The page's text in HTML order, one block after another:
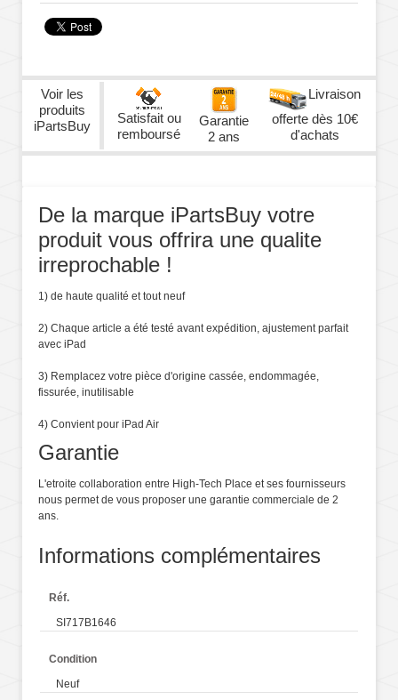
Voir les
produits
iPartsBuy
Satisfait ou
remboursé
Garantie
2 ans
Livraison
offerte dès 10€
d'achats
De la marque iPartsBuy votre
produit vous offrira une qualite
irreprochable !
1) de haute qualité et tout neuf
2) Chaque article a été testé avant expédition, ajustement parfait
avec iPad
3) Remplacez votre pièce d'origine cassée, endommagée,
fissurée, inutilisable
4) Convient pour iPad Air
Garantie
L'etroite collaboration entre High-Tech Place et ses fournisseurs
nous permet de vous proposer une garantie commerciale de 2
ans.
Informations complémentaires
Réf.
SI717B1646
Condition
Neuf